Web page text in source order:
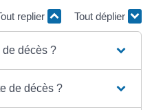
replier Tout déplier
de décès ?
de décès ?